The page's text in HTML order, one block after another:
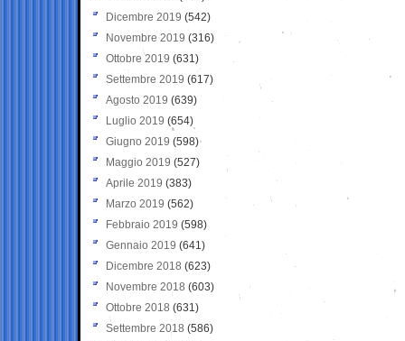
Dicembre 2019 (542)
Novembre 2019 (316)
Ottobre 2019 (631)
Settembre 2019 (617)
Agosto 2019 (639)
Luglio 2019 (654)
Giugno 2019 (598)
Maggio 2019 (527)
Aprile 2019 (383)
Marzo 2019 (562)
Febbraio 2019 (598)
Gennaio 2019 (641)
Dicembre 2018 (623)
Novembre 2018 (603)
Ottobre 2018 (631)
Settembre 2018 (586)